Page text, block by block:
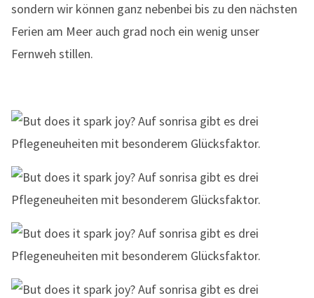
sondern wir können ganz nebenbei bis zu den nächsten
Ferien am Meer auch grad noch ein wenig unser
Fernweh stillen.